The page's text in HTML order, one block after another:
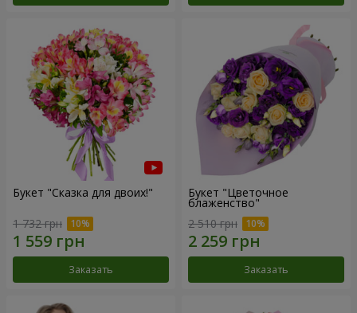
Букет "Сказка для двоих!"
1 732 грн
Заказать
Букет "Цветочное
блаженство"
2 510 грн
Заказать